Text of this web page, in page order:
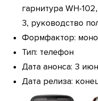
гарнитура WH-
3, руководство
Формфактор:
Тип: телефон
Дата анонса: 3
Дата релиза: